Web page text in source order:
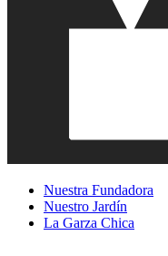
Nuestra Fundadora
Nuestro Jardín
La Garza Chica